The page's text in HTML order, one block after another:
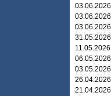
03.06.2026
03.06.2026
03.06.2026
31.05.2026
11.05.2026
06.05.2026
03.05.2026
26.04.2026
21.04.2026